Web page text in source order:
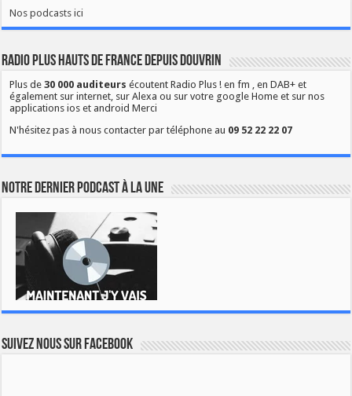
Nos podcasts ici
Radio Plus Hauts de France depuis Douvrin
Plus de30 000 auditeurs écoutent Radio Plus ! en fm , en DAB+ et
également sur internet, sur Alexa ou sur votre google Home et sur nos
applications ios et android Merci
N'hésitez pas à nous contacter par téléphone au 09 52 22 22 07
Notre dernier podcast à la une
Suivez nous sur Facebook